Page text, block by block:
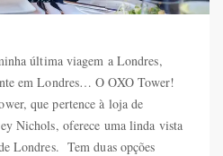
última viagem a Londres,
em Londres… O OXO Tower!
que pertence à loja de
Nichols, oferece uma linda vista
Londres. Tem duas opções